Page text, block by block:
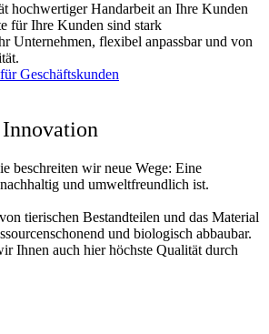
hochwertiger Handarbeit an Ihre Kunden
für Ihre Kunden sind stark
Unternehmen, flexibel anpassbar und von
Geschäftskunden
beschreiten wir neue Wege: Eine
und umweltfreundlich ist.
tierischen Bestandteilen und das Material
und biologisch abbaubar.
Ihnen auch hier höchste Qualität durch